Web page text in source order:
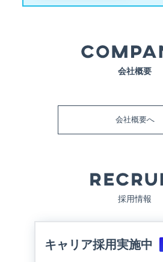
会社概要
会社概要へ
採用情報
キャリア採用実施中